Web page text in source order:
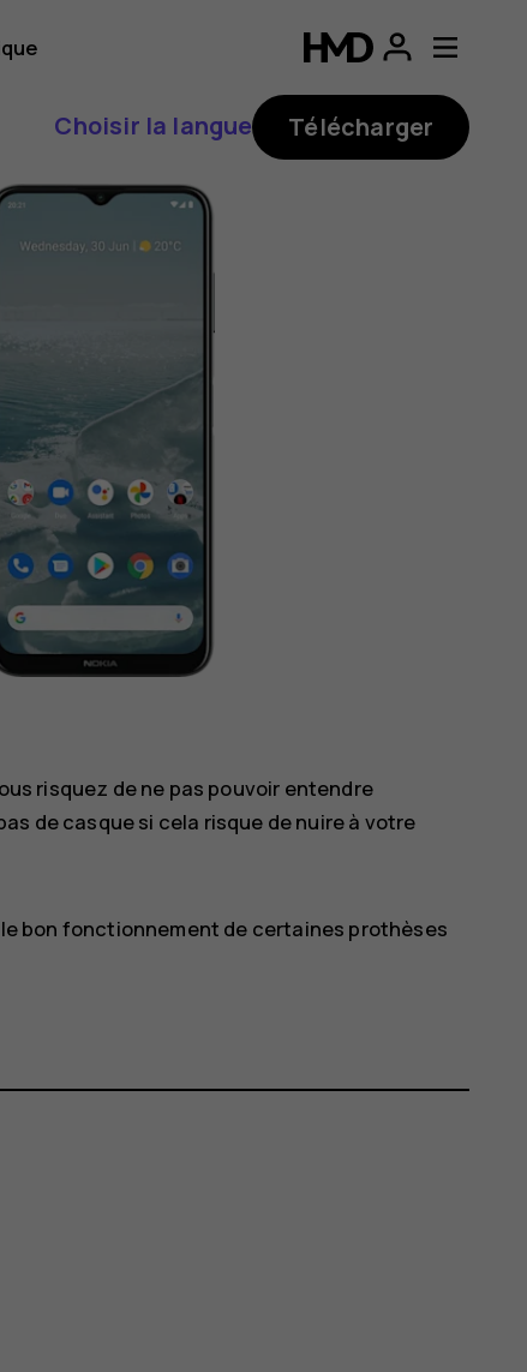
Choisir la langue Télécharger
risquez de ne pas pouvoir entendre
de casque si cela risque de nuire à votre
bon fonctionnement de certaines prothèses